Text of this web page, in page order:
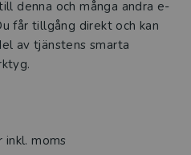
denna och många andra e-
får tillgång direkt och kan
av tjänstens smarta
inkl. moms